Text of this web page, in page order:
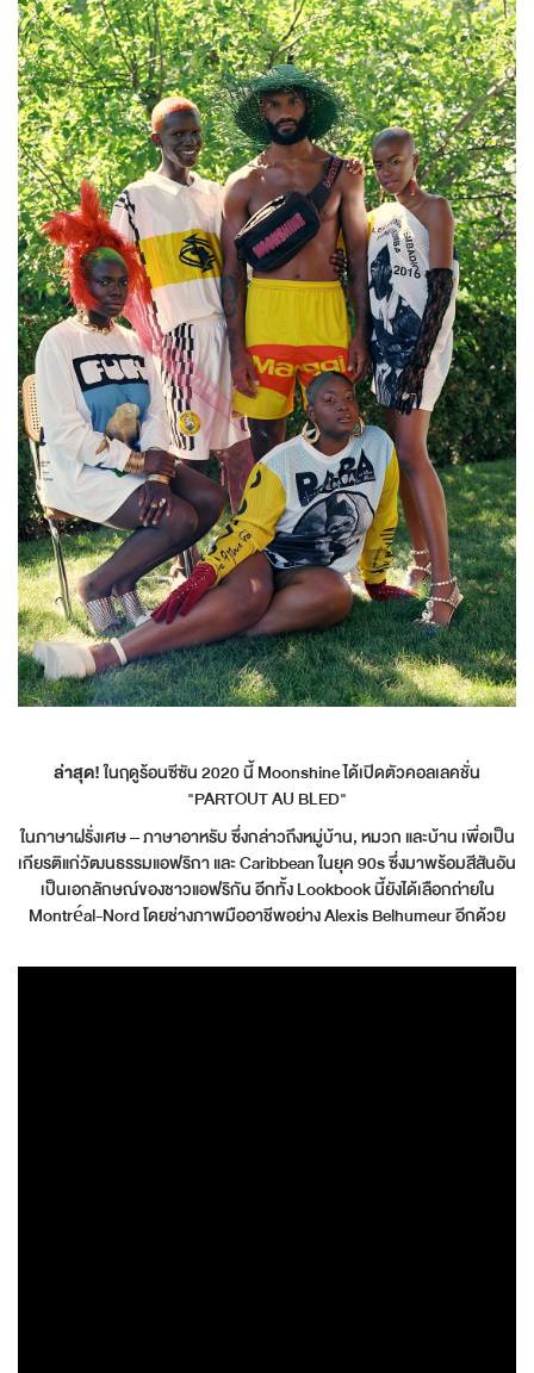
ล่าสุด!ในฤดูร้อนซีซัน 2020 นี้ Moonshine ได้เปิดตัวคอลเลคชั่น
"PARTOUT AU BLED"
ในภาษาฝรั่งเศษ – ภาษาอาหรับ ซึ่งกล่าวถึงหมู่บ้าน, หมวก และบ้าน เพื่อเป็น
เกียรติแก่วัฒนธรรมแอฟริกา และ Caribbean ในยุค 90s ซึ่งมาพร้อมสีสันอัน
เป็นเอกลักษณ์ของชาวแอฟริกัน อีกทั้ง Lookbook นี้ยังได้เลือกถ่ายใน
Montréal-Nord โดยช่างภาพมืออาชีพอย่าง Alexis Belhumeur อีกด้วย